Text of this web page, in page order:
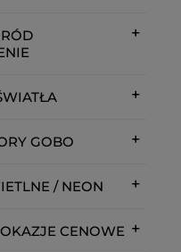
GOBO
/ NEON
CENOWE